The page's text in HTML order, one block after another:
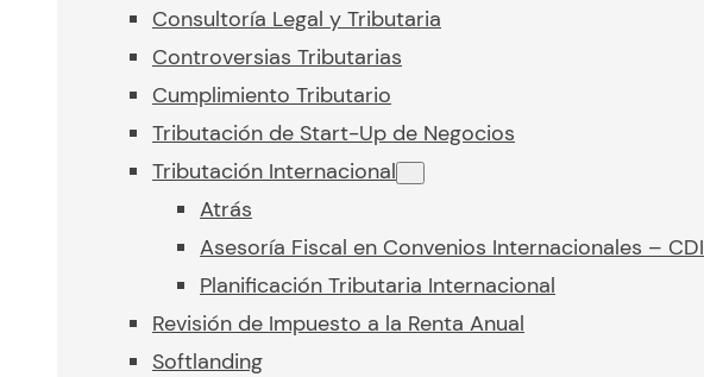
Consultoría Legal y Tributaria
Controversias Tributarias
Cumplimiento Tributario
Tributación de Start-Up de Negocios
Tributación Internacional
Atrás
Asesoría Fiscal en Convenios Internacionales – CDI
Planificación Tributaria Internacional
Revisión de Impuesto a la Renta Anual
Softlanding